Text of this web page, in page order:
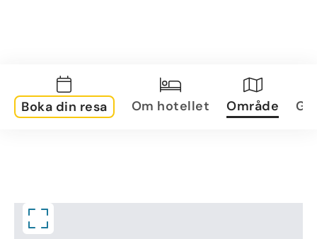
Boka din resa Om hotellet Område